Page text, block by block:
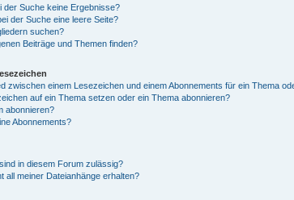
der Suche keine Ergebnisse?
der Suche eine leere Seite?
suchen?
Beiträge und Themen finden?
zwischen einem Lesezeichen und einem Abonnements für ein Thema
auf ein Thema setzen oder ein Thema abonnieren?
abonnieren?
Abonnements?
in diesem Forum zulässig?
all meiner Dateianhänge erhalten?